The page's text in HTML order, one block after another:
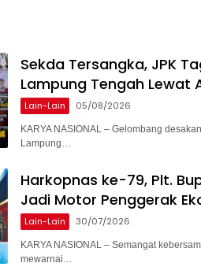
Sekda Tersangka, JPK
Lampung Tengah Lewat
Lain-Lain 05/08/2026
KARYA NASIONAL – Gelombang
Lampung…
Harkopnas ke-79, Plt.
Jadi Motor Penggerak
Lain-Lain 30/07/2026
KARYA NASIONAL – Semangat
mewarnai…